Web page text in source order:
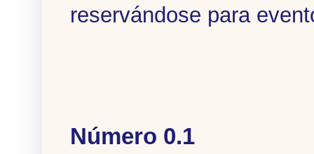
reservándose para
Número 0.1